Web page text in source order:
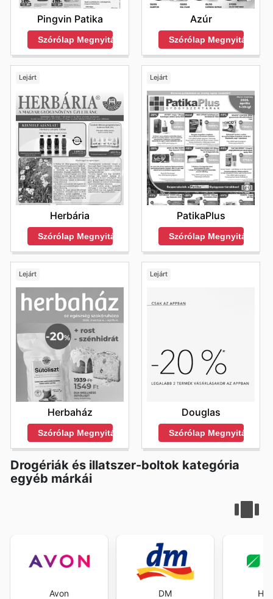
Pingvin Patika
Szórólap Megnyitása
Azúr
Szórólap Megnyitása
Lejárt
Herbária
Szórólap Megnyitása
Lejárt
PatikaPlus
Szórólap Megnyitása
Lejárt
Herbaház
Szórólap Megnyitása
Lejárt
Douglas
Szórólap Megnyitása
Drogériák és illatszer-boltok kategória
egyéb márkái
Avon DM